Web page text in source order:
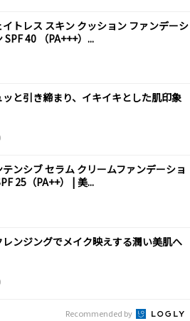
イトレス スキン クッション ファンデーシ
SPF 40 （PA+++）...
ッと引き締まり、イキイキとした肌印象
テンシブ セラム クリームファンデーショ
25（PA++） | 美...
レンジングでメイク映えする潤い美肌へ
Recommended by